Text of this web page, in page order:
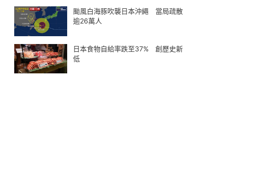
颱風白海豚吹襲日本沖繩 當局疏散
逾26萬人
日本食物自給率跌至37% 創歷史新
低